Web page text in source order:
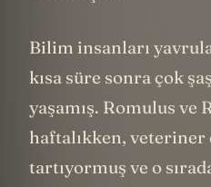
Bilim insanları
kısa süre sonra çok
yaşamış. Romulus ve
haftalıkken, veteriner